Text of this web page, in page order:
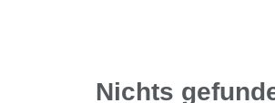
Nichts